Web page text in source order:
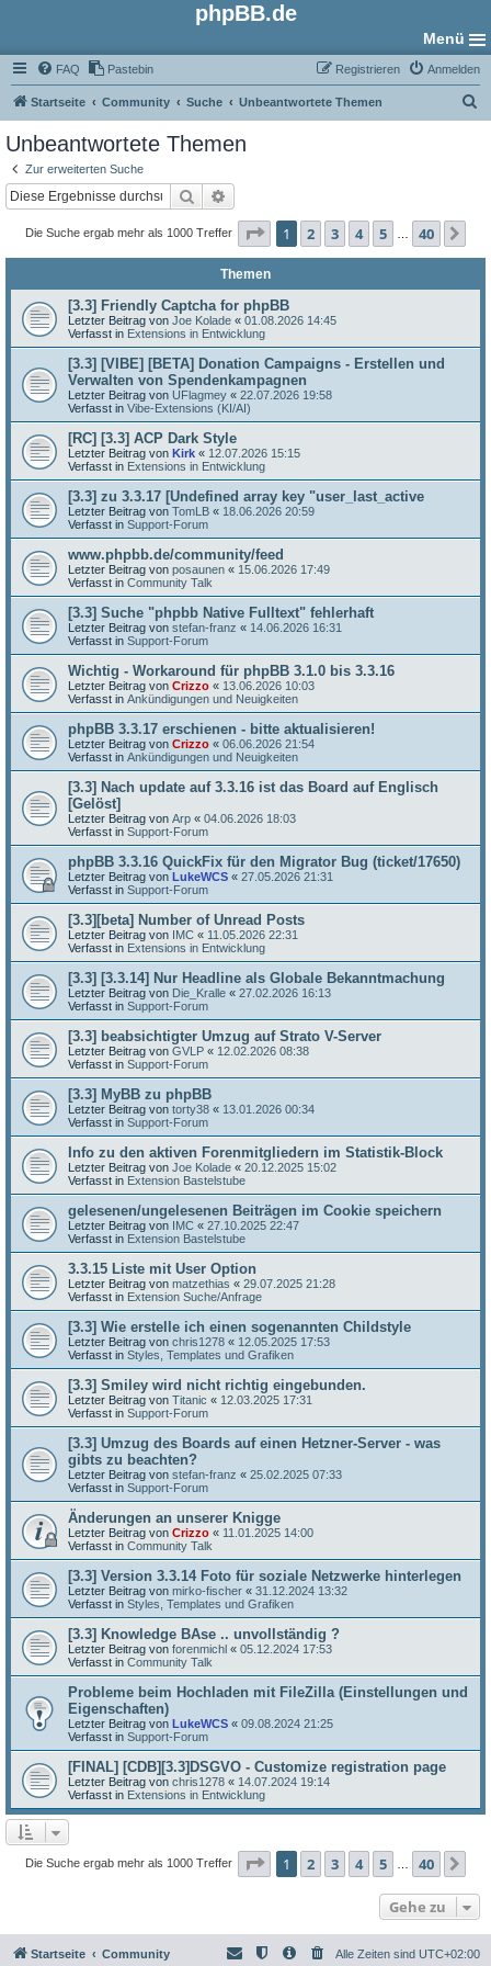
phpBB.de
Menü
FAQ Pastebin Anmelden
Registrieren
Startseite Community Suche Unbeantwortete Themen
Unbeantwortete Themen
Zur erweiterten Suche
Suche
Die Suche ergab mehr als 1000 Treffer Seite 1von 40
1 2 3 4 5 40
Themen
[3.3] Friendly Captcha for phpBB
Letzter Beitrag von Joe Kolade « 01.08.2026 14:45
Verfasst in Extensions in Entwicklung
[3.3] [VIBE] [BETA] Donation Campaigns - Erstellen und
Verwalten von Spendenkampagnen
Letzter Beitrag von UFlagmey « 22.07.2026 19:58
Verfasst in Vibe-Extensions (KI/AI)
[RC] [3.3] ACP Dark Style
Letzter Beitrag von Kirk « 12.07.2026 15:15
Verfasst in Extensions in Entwicklung
[3.3] zu 3.3.17 [Undefined array key "user_last_active
Letzter Beitrag von TomLB « 18.06.2026 20:59
Verfasst in Support-Forum
www.phpbb.de/community/feed
Letzter Beitrag von posaunen « 15.06.2026 17:49
Verfasst in Community Talk
[3.3] Suche "phpbb Native Fulltext" fehlerhaft
Letzter Beitrag von stefan-franz « 14.06.2026 16:31
Verfasst in Support-Forum
Wichtig - Workaround für phpBB 3.1.0 bis 3.3.16
Letzter Beitrag von Crizzo « 13.06.2026 10:03
Verfasst in Ankündigungen und Neuigkeiten
phpBB 3.3.17 erschienen - bitte aktualisieren!
Letzter Beitrag von Crizzo « 06.06.2026 21:54
Verfasst in Ankündigungen und Neuigkeiten
[3.3] Nach update auf 3.3.16 ist das Board auf Englisch
[Gelöst]
Letzter Beitrag von Arp « 04.06.2026 18:03
Verfasst in Support-Forum
phpBB 3.3.16 QuickFix für den Migrator Bug (ticket/17650)
Letzter Beitrag von LukeWCS « 27.05.2026 21:31
Verfasst in Support-Forum
[3.3][beta] Number of Unread Posts
Letzter Beitrag von IMC « 11.05.2026 22:31
Verfasst in Extensions in Entwicklung
[3.3] [3.3.14] Nur Headline als Globale Bekanntmachung
Letzter Beitrag von Die_Kralle « 27.02.2026 16:13
Verfasst in Support-Forum
[3.3] beabsichtigter Umzug auf Strato V-Server
Letzter Beitrag von GVLP « 12.02.2026 08:38
Verfasst in Support-Forum
[3.3] MyBB zu phpBB
Letzter Beitrag von torty38 « 13.01.2026 00:34
Verfasst in Support-Forum
Info zu den aktiven Forenmitgliedern im Statistik-Block
Letzter Beitrag von Joe Kolade « 20.12.2025 15:02
Verfasst in Extension Bastelstube
gelesenen/ungelesenen Beiträgen im Cookie speichern
Letzter Beitrag von IMC « 27.10.2025 22:47
Verfasst in Extension Bastelstube
3.3.15 Liste mit User Option
Letzter Beitrag von matzethias « 29.07.2025 21:28
Verfasst in Extension Suche/Anfrage
[3.3] Wie erstelle ich einen sogenannten Childstyle
Letzter Beitrag von chris1278 « 12.05.2025 17:53
Verfasst in Styles, Templates und Grafiken
[3.3] Smiley wird nicht richtig eingebunden.
Letzter Beitrag von Titanic « 12.03.2025 17:31
Verfasst in Support-Forum
[3.3] Umzug des Boards auf einen Hetzner-Server - was
gibts zu beachten?
Letzter Beitrag von stefan-franz « 25.02.2025 07:33
Verfasst in Support-Forum
Änderungen an unserer Knigge
Letzter Beitrag von Crizzo « 11.01.2025 14:00
Verfasst in Community Talk
[3.3] Version 3.3.14 Foto für soziale Netzwerke hinterlegen
Letzter Beitrag von mirko-fischer « 31.12.2024 13:32
Verfasst in Styles, Templates und Grafiken
[3.3] Knowledge BAse .. unvollständig ?
Letzter Beitrag von forenmichl « 05.12.2024 17:53
Verfasst in Community Talk
Probleme beim Hochladen mit FileZilla (Einstellungen und
Eigenschaften)
Letzter Beitrag von LukeWCS « 09.08.2024 21:25
Verfasst in Support-Forum
[FINAL] [CDB][3.3]DSGVO - Customize registration page
Letzter Beitrag von chris1278 « 14.07.2024 19:14
Verfasst in Extensions in Entwicklung
Die Suche ergab mehr als 1000 Treffer Seite 1von 40
1 2 3 4 5 40
Gehe zu
Startseite Community Alle Zeiten sind UTC+02:00